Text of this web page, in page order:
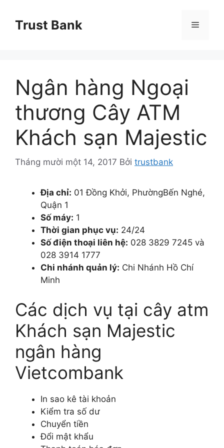
Trust Bank Menu
Ngân hàng Ngoại
thương Cây ATM
Khách sạn Majestic
Tháng mười một 14, 2017 Bởi trustbank
Địa chỉ: 01 Đồng Khởi, PhườngBến Nghé,
Quận 1
Số máy: 1
Thời gian phục vụ: 24/24
Số điện thoại liên hệ: 028 3829 7245 và
028 3914 1777
Chi nhánh quản lý: Chi Nhánh Hồ Chí
Minh
Các dịch vụ tại cây atm
Khách sạn Majestic
ngân hàng
Vietcombank
In sao kê tài khoản
Kiểm tra số dư
Chuyển tiền
Đổi mật khẩu